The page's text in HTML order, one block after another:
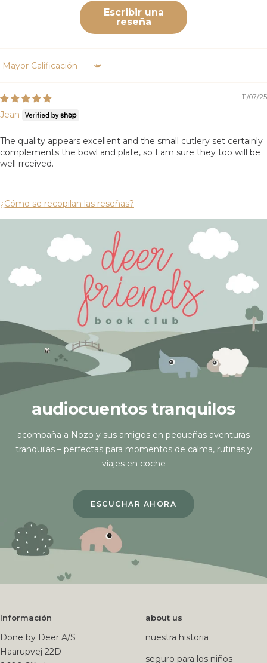
Escribir una
reseña
Sort by
11/07/25
Jean
The quality appears excellent and the small cutlery set certainly
complements the bowl and plate, so I am sure they too will be
well rrceived.
¿Cómo se recopilan las reseñas?
audiocuentos tranquilos
acompaña a Nozo y sus amigos en pequeñas aventuras
tranquilas – perfectas para momentos de calma, rutinas y
viajes en coche
ESCUCHAR AHORA
Información
Done by Deer A/S
Haarupvej 22D
about us
nuestra historia
seguro para los niños